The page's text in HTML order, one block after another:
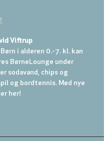
Viftrup
Børn i alderen 0.-7. kl. kan
BørneLounge under
sodavand, chips og
og bordtennis. Mød nye
her!